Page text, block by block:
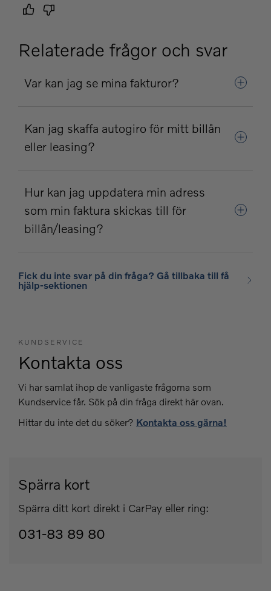
Relaterade frågor och svar
Var kan jag se mina fakturor?
Kan jag skaffa autogiro för mitt billån
eller leasing?
Hur kan jag uppdatera min adress
som min faktura skickas till för
billån/leasing?
Fick du inte svar på din fråga? Gå tillbaka till få
hjälp-sektionen
KUNDSERVICE
Kontakta oss
Vi har samlat ihop de vanligaste frågorna som
Kundservice får. Sök på din fråga direkt här ovan.
Hittar du inte det du söker? Kontakta oss gärna!
Spärra kort
Spärra ditt kort direkt i CarPay eller ring:
031-83 89 80